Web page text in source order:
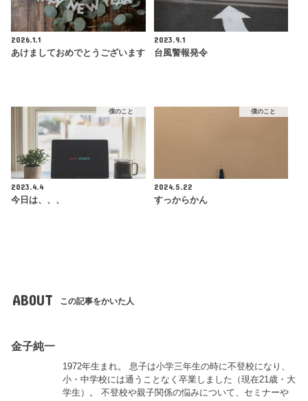
2026.1.1
あけましておめでとうございます
2023.9.1
台風警報発令
僕のこと
2023.4.4
今日は、、、
僕のこと
2024.5.22
すっからかん
ABOUT この記事をかいた人
金子純一
1972年生まれ。 息子は小学三年生の時に不登校になり、
小・中学校には通うことなく卒業しました（現在21歳・大
学生）。 不登校や親子関係の悩みについて、セミナーや